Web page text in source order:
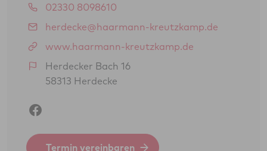
Amtliche Dienstleistungen als GTÜ-Partner:
Hauptuntersuchung Pkw
Abgasuntersuchung
Änderungsabnahme gem. § 19 (3) StVZO
Oldtimerbegutachtung gem. § 23 StVZO
Feinstaubplaketten (Schadstoffplaketten)
02330 8098610
herdecke@haarmann-kreutzkamp.de
www.haarmann-kreutzkamp.de
Herdecker Bach 16
58313 Herdecke
Termin vereinbaren